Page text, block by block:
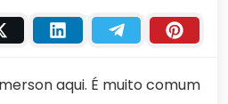
aqui. É muito comum